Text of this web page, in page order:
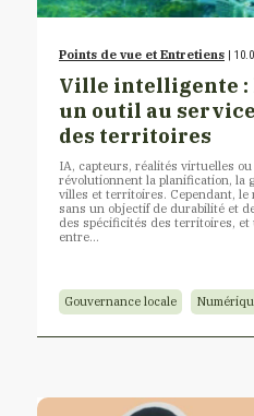
Points de vue et Entretiens |
Ville intelligente :
un outil au
des territoires
IA, capteurs, réalités virtuelles
révolutionnent la planification, la
villes et territoires. Cependant,
sans un objectif de durabilité et
des spécificités des territoires, et
entre…
Gouvernance locale